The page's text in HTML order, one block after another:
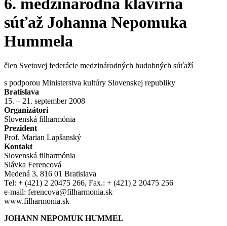
súťaž Johanna Nepomuka
Hummela
člen Svetovej federácie medzinárodných hudobných súťaží
s podporou Ministerstva kultúry Slovenskej republiky
Bratislava
15. – 21. september 2008
Organizátori
Slovenská filharmónia
Prezident
Prof. Marian Lapšanský
Kontakt
Slovenská filharmónia
Slávka Ferencová
Medená 3, 816 01 Bratislava
Tel: + (421) 2 20475 266, Fax.: + (421) 2 20475 256
e-mail: ferencova@filharmonia.sk
www.filharmonia.sk
JOHANN NEPOMUK HUMMEL